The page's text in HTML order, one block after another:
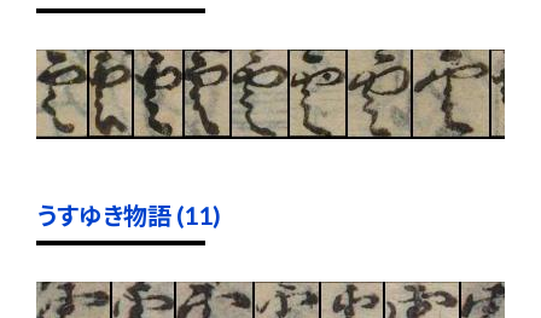
うすゆき物語 (11)